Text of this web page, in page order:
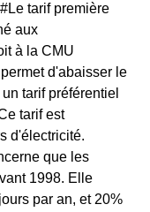
tarif première
aux
à la CMU
d'abaisser le
tarif préférentiel
tarif est
d'électricité.
que les
1998. Elle
par an, et 20%